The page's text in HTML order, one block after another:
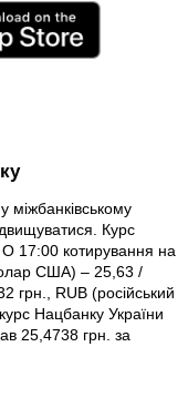
міжбанківському
Курс
17:00 котирування на
США) – 25,63 /
грн., RUB (російський
Нацбанку України
25,4738 грн. за